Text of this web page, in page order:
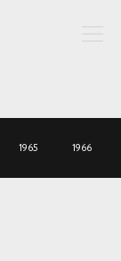
1965 1966